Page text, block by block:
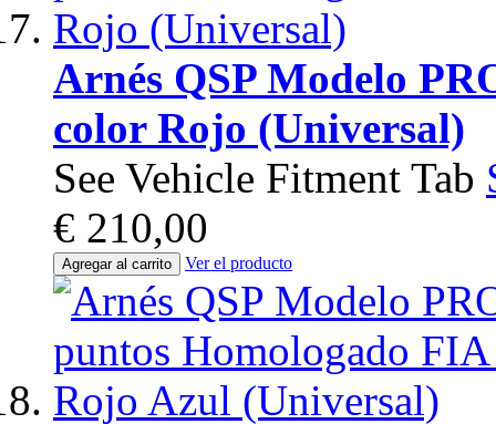
Arnés QSP Modelo
color Rojo (Universal)
See Vehicle Fitment Tab
€ 210,00
Agregar al carrito Ver el producto